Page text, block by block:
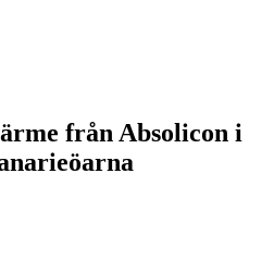
från Absolicon i